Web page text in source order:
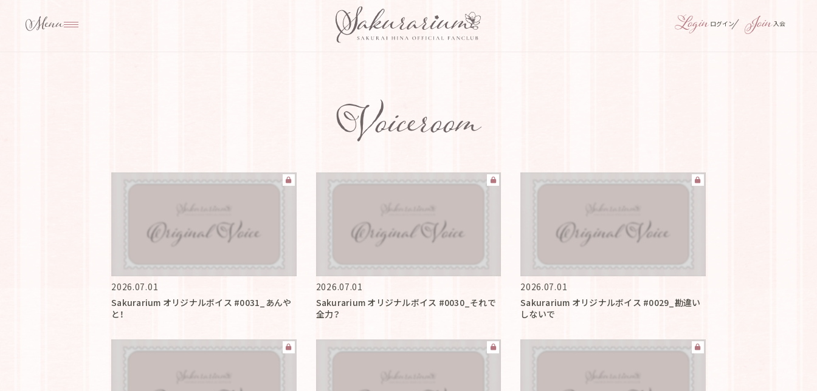
ログイン 入会
Voiceroom
2026.07.01
Sakurarium オリジナルボイス #0031_あんや
と！
2026.07.01
Sakurarium オリジナルボイス #0030_それで
全力？
2026.07.01
Sakurarium オリジナルボイス #0029_勘違い
しないで